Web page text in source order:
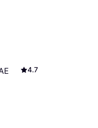
4.7